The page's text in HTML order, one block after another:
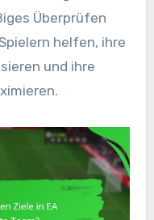
Überprüfen
helfen, ihre
und ihre